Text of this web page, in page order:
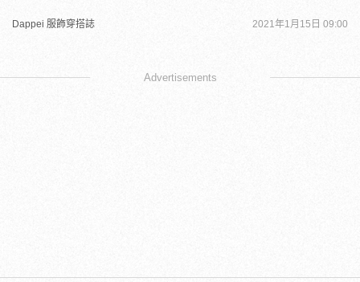
Dappei 服飾穿搭誌 2021年1月15日 09:00
Advertisements